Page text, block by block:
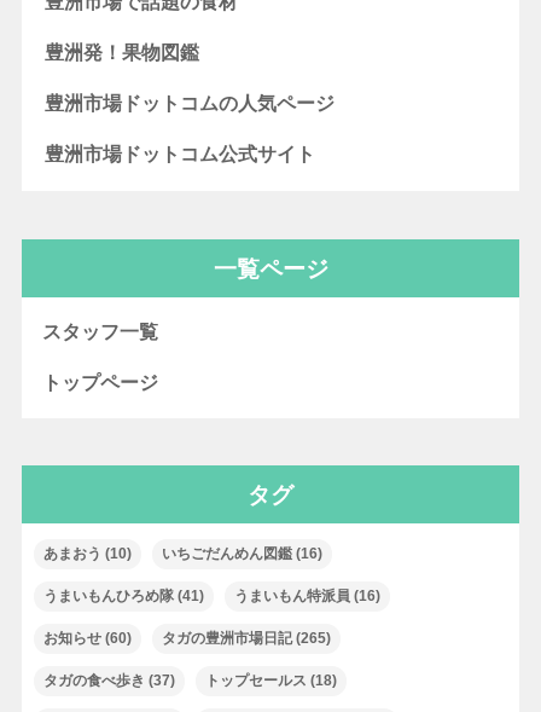
豊洲発！果物図鑑
豊洲市場ドットコムの人気ページ
豊洲市場ドットコム公式サイト
一覧ページ
スタッフ一覧
トップページ
タグ
あまおう (10) いちごだんめん図鑑(16)
うまいもんひろめ隊(41) うまいもん特派員 (16)
お知らせ(60) タガの豊洲市場日記(265)
タガの食べ歩き (37) トップセールス (18)